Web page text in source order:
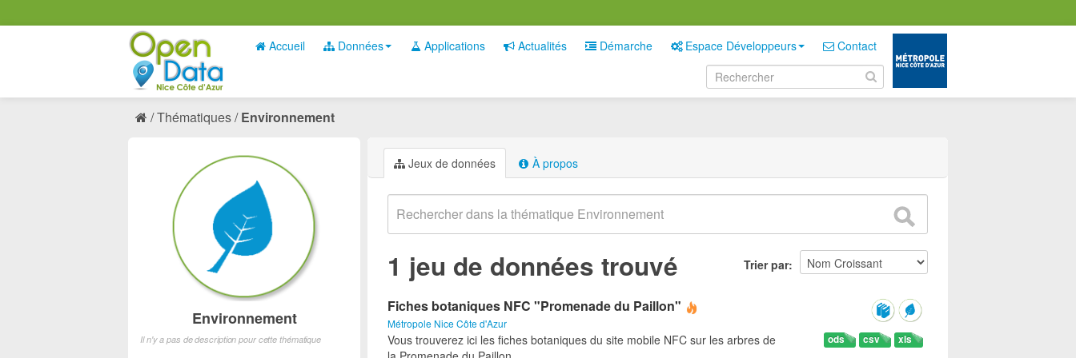
Accueil Données Applications Actualités Démarche Espace Développeurs Contact
Thématiques Environnement
Jeux de données À propos
Trier par
1 jeu de données trouvé
Fiches botaniques NFC "Promenade du Paillon"
Métropole Nice Côte d'Azur
xls
csv
ods
Vous trouverez ici les fiches botaniques du site mobile NFC sur les arbres de
Environnement
Il n'y a pas de description pour cette thématique